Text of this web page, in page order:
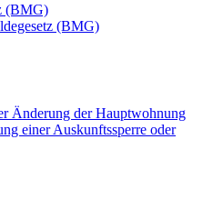
(BMG)
(BMG)
Änderung der Hauptwohnung
einer Auskunftssperre oder